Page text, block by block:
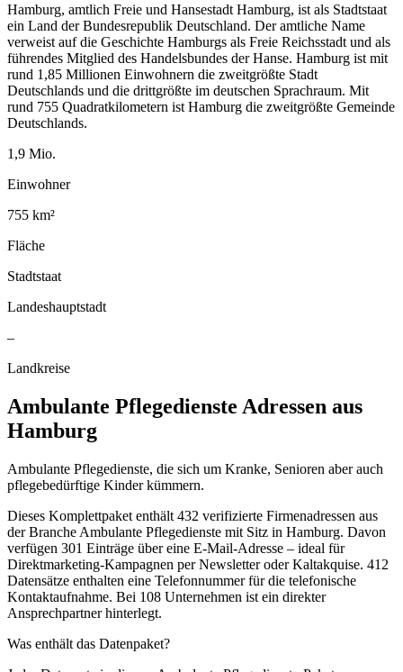
Hamburg, amtlich Freie und Hansestadt Hamburg, ist als Stadtstaat
ein Land der Bundesrepublik Deutschland. Der amtliche Name
verweist auf die Geschichte Hamburgs als Freie Reichsstadt und als
führendes Mitglied des Handelsbundes der Hanse. Hamburg ist mit
rund 1,85 Millionen Einwohnern die zweitgrößte Stadt
Deutschlands und die drittgrößte im deutschen Sprachraum. Mit
rund 755 Quadratkilometern ist Hamburg die zweitgrößte Gemeinde
Deutschlands.
1,9 Mio.
Einwohner
755 km²
Fläche
Stadtstaat
Landeshauptstadt
–
Landkreise
Ambulante Pflegedienste Adressen aus
Hamburg
Ambulante Pflegedienste, die sich um Kranke, Senioren aber auch
pflegebedürftige Kinder kümmern.
Dieses Komplettpaket enthält 432 verifizierte Firmenadressen aus
der Branche Ambulante Pflegedienste mit Sitz in Hamburg. Davon
verfügen 301 Einträge über eine E-Mail-Adresse – ideal für
Direktmarketing-Kampagnen per Newsletter oder Kaltakquise. 412
Datensätze enthalten eine Telefonnummer für die telefonische
Kontaktaufnahme. Bei 108 Unternehmen ist ein direkter
Ansprechpartner hinterlegt.
Was enthält das Datenpaket?